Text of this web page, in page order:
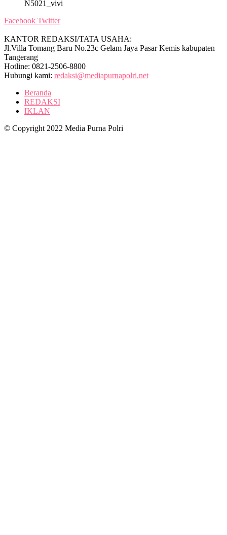
N5021_vivi
Facebook Twitter
KANTOR REDAKSI/TATA USAHA:
Jl.Villa Tomang Baru No.23c Gelam Jaya Pasar Kemis kabupaten
Tangerang
Hotline: 0821-2506-8800
Hubungi kami: redaksi@mediapurnapolri.net
Beranda
REDAKSI
IKLAN
© Copyright 2022 Media Purna Polri